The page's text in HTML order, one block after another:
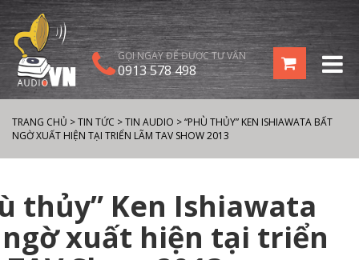
GỌI NGAY ĐỂ ĐƯỢC TƯ VẤN
0913 578 498
TRANG CHỦ >TIN TỨC >TIN AUDIO >“PHÙ THỦY” KEN ISHIAWATA BẤT
NGỜ XUẤT HIỆN TẠI TRIỂN LÃM TAV SHOW 2013
thủy” Ken Ishiawata
xuất hiện tại triển